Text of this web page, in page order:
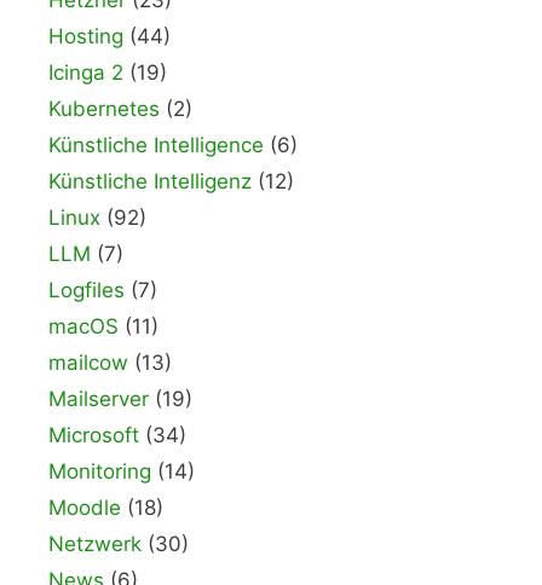
Hosting (44)
Icinga 2 (19)
Kubernetes (2)
Künstliche Intelligence (6)
Künstliche Intelligenz (12)
Linux (92)
LLM (7)
Logfiles (7)
macOS (11)
mailcow (13)
Mailserver (19)
Microsoft (34)
Monitoring (14)
Moodle (18)
Netzwerk (30)